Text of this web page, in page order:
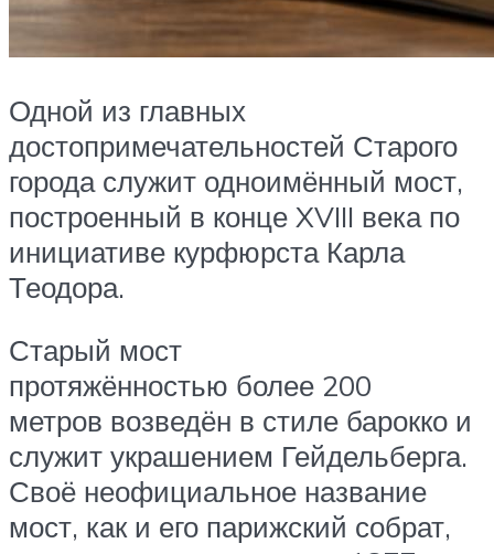
Одной из главных
достопримечательностей Старого
города служит одноимённый мост,
построенный в конце XVIII века по
инициативе курфюрста Карла
Теодора.
Старый мост
протяжённостью более 200
метров возведён в стиле барокко и
служит украшением Гейдельберга.
Своё неофициальное название
мост, как и его парижский собрат,